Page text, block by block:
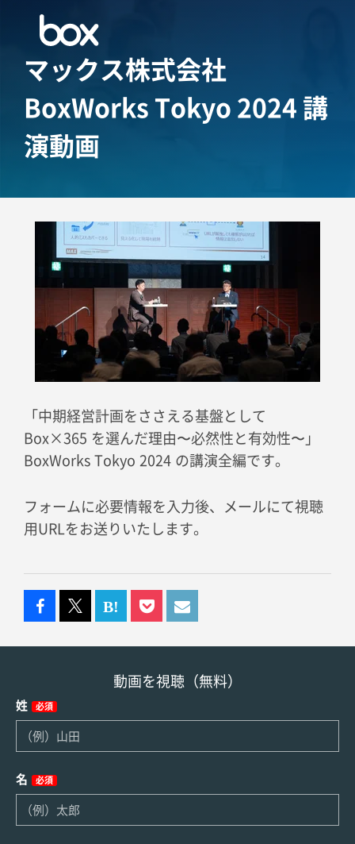
マックス株式会社
BoxWorks Tokyo 2024 講
演動画
「中期経営計画をささえる基盤として
Box×365 を選んだ理由〜必然性と有効性〜」
BoxWorks Tokyo 2024 の講演全編です。
フォームに必要情報を入力後、メールにて視聴
用URLをお送りいたします。
動画を視聴（無料）
姓 必須
名 必須